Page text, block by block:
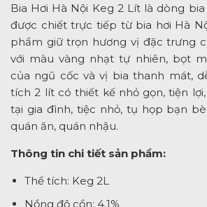
Bia Hơi Hà Nội Keg 2 Lít là dòng
được chiết trực tiếp từ bia hơi Hà
phẩm giữ trọn hương vị đặc trưng
với màu vàng nhạt tự nhiên, bọt
của ngũ cốc và vị bia thanh mát,
tích 2 lít có thiết kế nhỏ gọn, tiện
tại gia đình, tiệc nhỏ, tụ họp bạn
quán ăn, quán nhậu.
Thông tin chi tiết sản phẩm:
Thể tích: Keg 2L
Nồng độ cồn: 4.1%